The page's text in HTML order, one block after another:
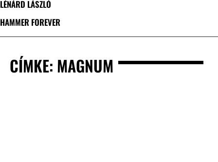
LÉNÁRD LÁSZLÓ
HAMMER FOREVER
CÍMKE: MAGNUM